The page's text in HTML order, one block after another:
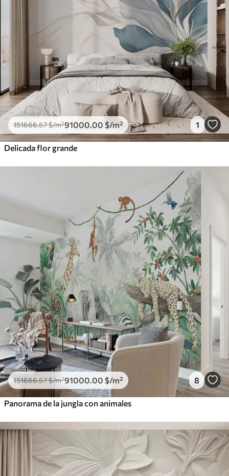
151666.67$/m²91000 .00 $/m² 1
Delicada flor grande
151666.67$/m²91000 .00 $/m² 8
Panorama de la jungla con animales